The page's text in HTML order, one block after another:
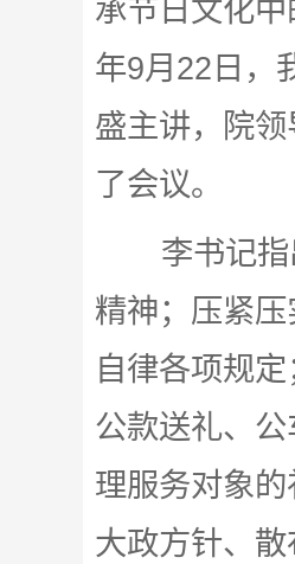
承节日文化
年9月22日，
盛主讲，院
了会议。
李书记指出
精神；压紧
自律各项规
公款送礼、
理服务对象
大政方针、